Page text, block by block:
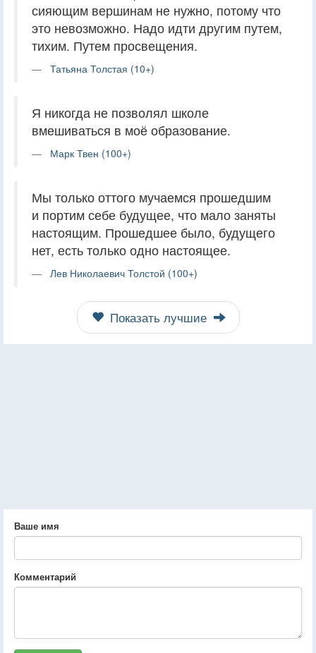
сияющим вершинам не нужно, потому что
это невозможно. Надо идти другим путем,
тихим. Путем просвещения.
Татьяна Толстая (10+)
Я никогда не позволял школе
вмешиваться в моё образование.
Марк Твен (100+)
Мы только оттого мучаемся прошедшим
и портим себе будущее, что мало заняты
настоящим. Прошедшее было, будущего
нет, есть только одно настоящее.
Лев Николаевич Толстой (100+)
Показать лучшие
Ваше имя
Комментарий